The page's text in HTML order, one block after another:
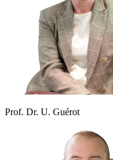
Prof. Dr. U. Guérot